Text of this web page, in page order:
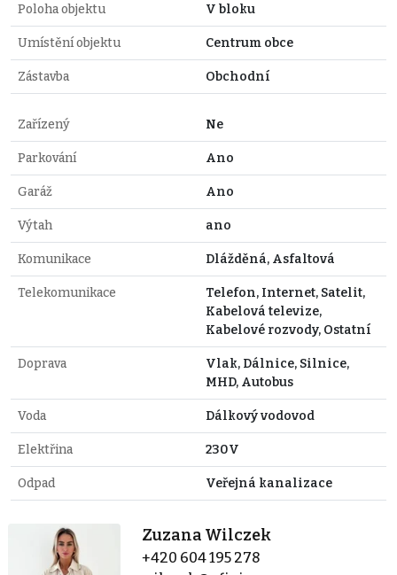
Poloha objektu V bloku
Umístění objektu Centrum obce
Zástavba Obchodní
Zařízený Ne
Parkování Ano
Garáž Ano
Výtah ano
Komunikace Dlážděná, Asfaltová
Telekomunikace
Telefon, Internet, Satelit,
Kabelová televize,
Kabelové rozvody, Ostatní
Doprava
Vlak, Dálnice, Silnice,
MHD, Autobus
Voda Dálkový vodovod
Elektřina 230V
Odpad Veřejná kanalizace
Zuzana Wilczek
+420 604 195 278